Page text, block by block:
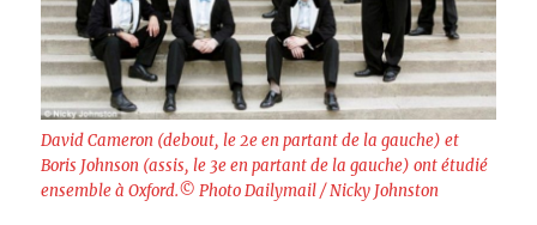
David Cameron (debout, le 2e en partant de la gauche) et
Boris Johnson (assis, le 3e en partant de la gauche) ont étudié
ensemble à Oxford.© Photo Dailymail / Nicky Johnston